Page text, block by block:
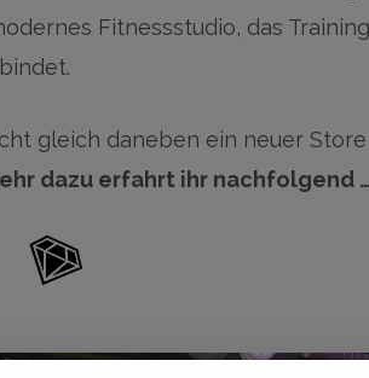
Fitnessstudio, das
gleich daneben ein neuer
dazu erfahrt ihr nachfolgend